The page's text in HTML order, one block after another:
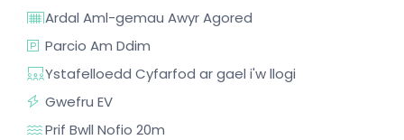
Ardal Aml-gemau Awyr Agored
Parcio Am Ddim
Ystafelloedd Cyfarfod ar gael i'w llogi
Gwefru EV
Prif Bwll Nofio 20m